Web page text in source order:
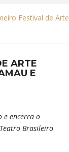
Festival de Arte
ARTE
E
e encerra o
Brasileiro